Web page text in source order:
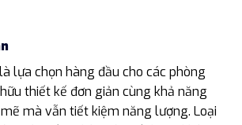
lựa chọn hàng đầu cho các phòng
thiết kế đơn giản cùng khả năng
mà vẫn tiết kiệm năng lượng. Loại